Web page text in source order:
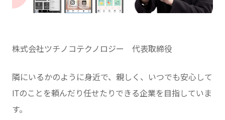
株式会社ツチノコテクノロジー 代表取締役
隣にいるかのように身近で、親しく、いつでも安心して
ITのことを頼んだり任せたりできる企業を目指していま
す。